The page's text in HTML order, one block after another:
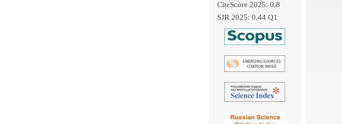
CiteScore 2025: 0,8
SJR 2025: 0.44 Q1